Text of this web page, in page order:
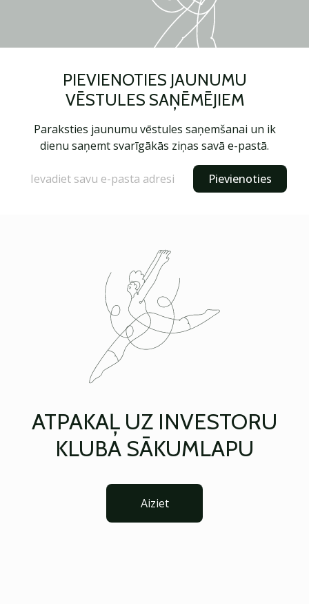
PIEVIENOTIES JAUNUMU
VĒSTULES SAŅĒMĒJIEM
Paraksties jaunumu vēstules saņemšanai un ik
dienu saņemt svarīgākās ziņas savā e-pastā.
Pievienoties
ATPAKAĻ UZ INVESTORU
KLUBA SĀKUMLAPU
Aiziet